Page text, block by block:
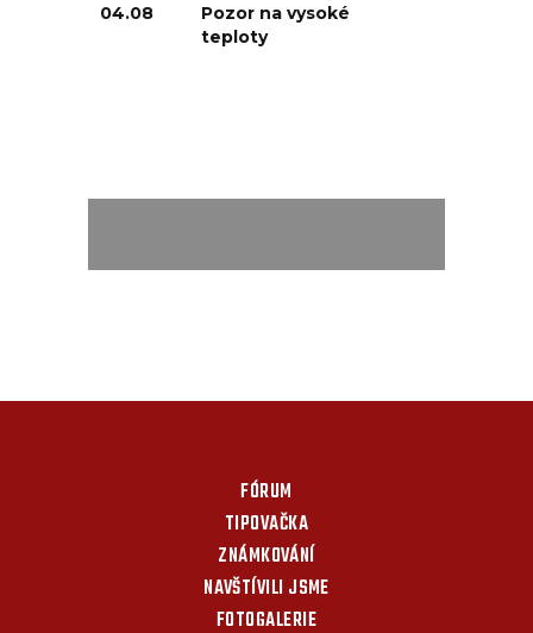
04.08
Pozor na vysoké
teploty
FÓRUM
TIPOVAČKA
ZNÁMKOVÁNÍ
NAVŠTÍVILI JSME
FOTOGALERIE